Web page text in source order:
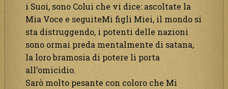
i Suoi, sono Colui che vi dice: ascoltate la
Mia Voce e seguiteMi figli Miei, il mondo si
sta distruggendo, i potenti delle nazioni
sono ormai preda mentalmente di satana,
la loro bramosia di potere li porta
all’omicidio.
Sarò molto pesante con coloro che Mi